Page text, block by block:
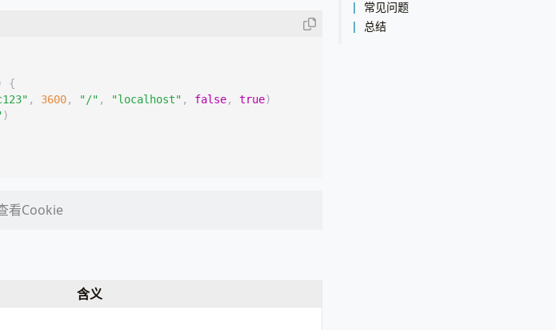
常见问题
总结
{
, 3600, "/" , "localhost" , false, true)
)
看Cookie
含义